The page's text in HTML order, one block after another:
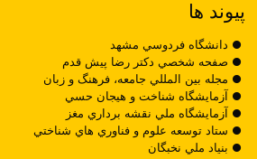
پیوند ها
دانشگاه فردوسي مشهد
صفحه شخصي دکتر رضا پيش قدم
مجله بين المللي جامعه، فرهنگ و زبان
آزمايشگاه شناخت و هيجان حسي
آزمايشگاه ملي نقشه برداري مغز
ستاد توسعه علوم و فناوري هاي شناختي
بنياد ملي نخبگان